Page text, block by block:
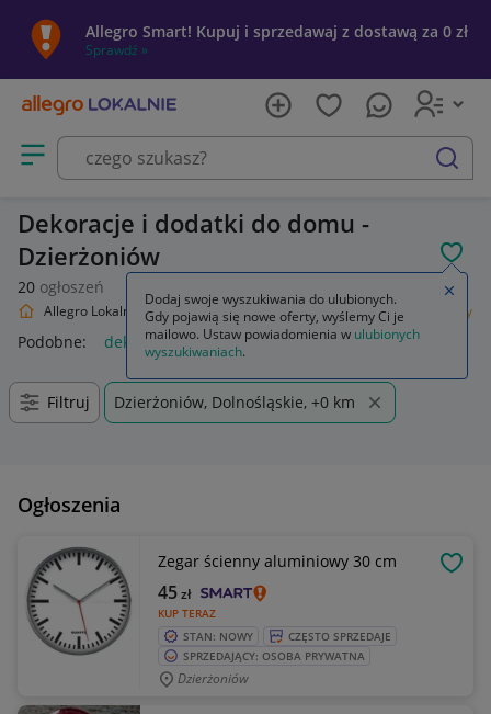
Allegro Smart! Kupuj i sprzedawaj z dostawą za 0 zł
Sprawdź »
Otwórz menu z kategoriami
szukaj
Dekoracje i dodatki do domu -
Dzierżoniów
20 ogłoszeń
Allegro Lokalnie Dom i Ogród Wyposażenie Dekoracje i ozdoby
Podobne: dekoracje i ozdoby do kuchni
Filtruj Dzierżoniów, Dolnośląskie, +0 km
Ogłoszenia
Zegar ścienny aluminiowy 30 cm
KUP TERAZ
45zł
STAN: NOWY
CZĘSTO SPRZEDAJE
SPRZEDAJĄCY: OSOBA PRYWATNA
Dzierżoniów
Dodaj swoje wyszukiwania do ulubionych.
Gdy pojawią się nowe oferty, wyślemy Ci je
mailowo. Ustaw powiadomienia w ulubionych
wyszukiwaniach.